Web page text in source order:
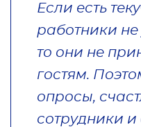
Если есть
работники
то они не
гостям.
опросы,
сотрудники и